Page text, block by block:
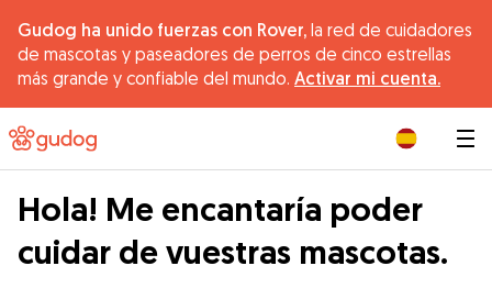
Gudog ha unido fuerzas con Rover, la red de cuidadores
de mascotas y paseadores de perros de cinco estrellas
más grande y confiable del mundo. Activar mi cuenta.
Hola! Me encantaría poder
cuidar de vuestras mascotas.